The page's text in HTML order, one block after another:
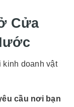
Cửa
kinh doanh vật
cầu nơi bạn